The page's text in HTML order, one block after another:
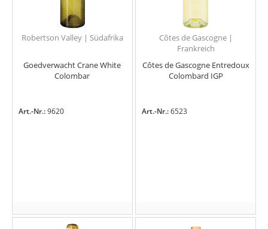
Robertson Valley | Südafrika
Goedverwacht Crane White
Colombar
Art.-Nr.:9620
Côtes de Gascogne |
Frankreich
Côtes de Gascogne Entredoux
Colombard IGP
Art.-Nr.:6523